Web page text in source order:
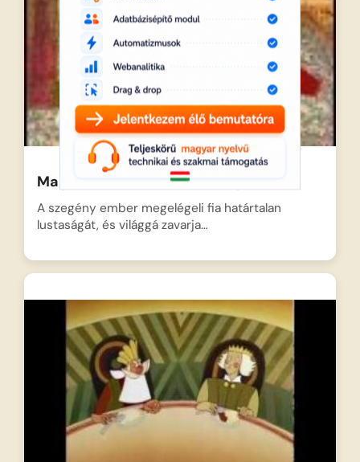
Magyar népmesék: A rest legényről
A szegény ember megelégeli fia határtalan
lustaságát, és világgá zavarja…